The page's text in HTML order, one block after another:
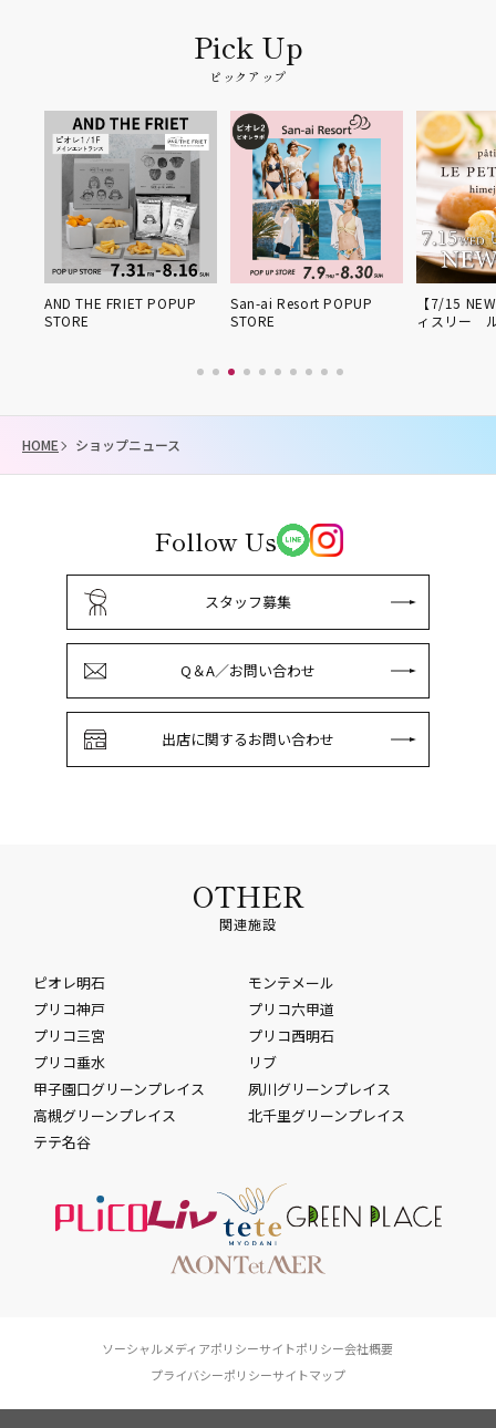
ピックアップ
AND THE FRIET POPUP
STORE
San-ai Resort POPUP
STORE
【7/15
ィスリー
HOME ショップニュース
Follow Us
スタッフ募集
Q＆A／お問い合わせ
出店に関するお問い合わせ
OTHER
関連施設
ピオレ明石
モンテメール
プリコ神戸
プリコ六甲道
プリコ三宮
プリコ西明石
プリコ垂水
リブ
甲子園口グリーンプレイス
夙川グリーンプレイス
高槻グリーンプレイス
北千里グリーンプレイス
テテ名谷
ソーシャルメディアポリシーサイトポリシー会社概要
プライバシーポリシーサイトマップ